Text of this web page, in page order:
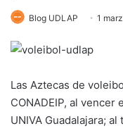
Blog UDLAP 1
Las Aztecas de
CONADEIP, al
UNIVA Guadalajara;